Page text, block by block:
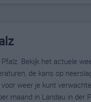
Bekijk het actuele
de kans op
weer je kunt
maand in Landau in der